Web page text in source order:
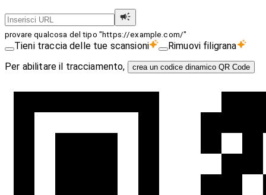
provare qualcosa del tipo "https://example.com/"
Tieni traccia delle tue scansioni
Rimuovi filigrana
Per abilitare il tracciamento,
crea un codice dinamico QR Code